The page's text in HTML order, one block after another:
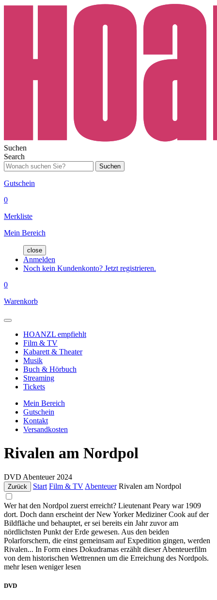
Suchen
Search
Suchen
Gutschein
0
Merkliste
Mein Bereich
close
Anmelden
Noch kein Kundenkonto? Jetzt registrieren.
0
Warenkorb
HOANZL empfiehlt
Film & TV
Kabarett & Theater
Musik
Buch & Hörbuch
Streaming
Tickets
Mein Bereich
Gutschein
Kontakt
Versandkosten
Rivalen am Nordpol
DVD Abenteuer 2024
Zurück Start Film & TV Abenteuer Rivalen am Nordpol
Wer hat den Nordpol zuerst erreicht? Lieutenant Peary war 1909
dort. Doch dann erscheint der New Yorker Mediziner Cook auf der
Bildfläche und behauptet, er sei bereits ein Jahr zuvor am
nördlichsten Punkt der Erde gewesen. Aus den beiden
Polarforschern, die einst gemeinsam auf Expedition gingen, werden
Rivalen... In Form eines Dokudramas erzählt dieser Abenteuerfilm
von dem historischen Wettrennen um die Erreichung des Nordpols.
mehr lesen weniger lesen
DVD